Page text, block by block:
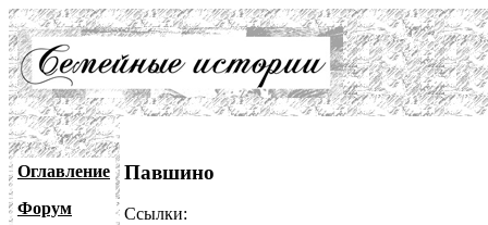
Оглавление
Форум
Павшино
Ссылки: